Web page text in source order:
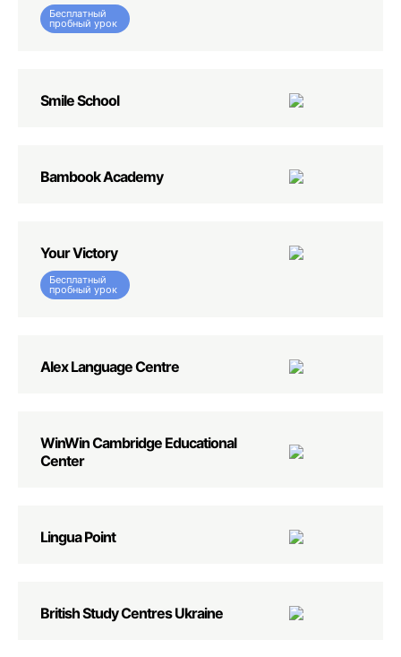
Бесплатный
пробный урок
Smile School
Bambook Academy
Your Victory
Бесплатный
пробный урок
Alex Language Centre
WinWin Cambridge Educational
Center
Lingua Point
British Study Centres Ukraine